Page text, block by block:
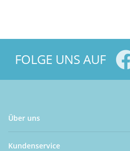
FOLGE UNS AUF
Über uns
Kundenservice